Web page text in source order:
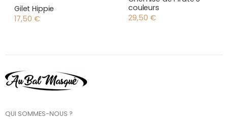
Gilet Hippie
17,50 €
couleurs
29,50 €
QUI SOMMES-NOUS ?